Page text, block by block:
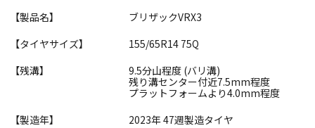
【製品名】
ブリザックVRX3
【タイヤサイズ】
155/65R14 75Q
【残溝】
9.5分山程度 (バリ溝)
残り溝センター付近7.5mm程度
プラットフォームより4.0mm程度
【製造年】
2023年 47週製造タイヤ